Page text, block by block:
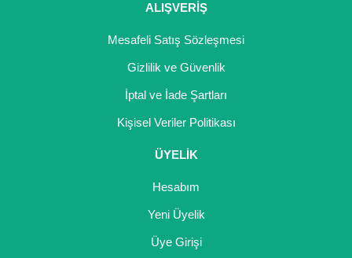
ALIŞVERİŞ
Mesafeli Satış Sözleşmesi
Gizlilik ve Güvenlik
İptal ve İade Şartları
Kişisel Veriler Politikası
ÜYELİK
Hesabım
Yeni Üyelik
Üye Girişi